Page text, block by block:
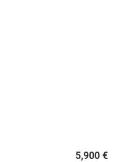
5,900 €